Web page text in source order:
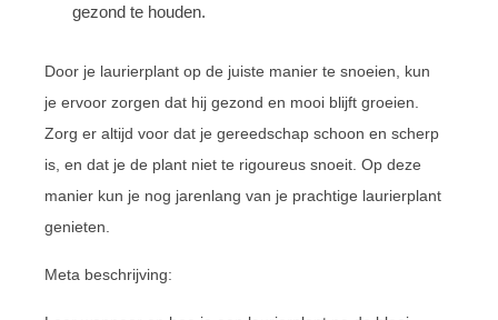
gezond te houden.
Door je laurierplant op de juiste manier te snoeien, kun
je ervoor zorgen dat hij gezond en mooi blijft groeien.
Zorg er altijd voor dat je gereedschap schoon en scherp
is, en dat je de plant niet te rigoureus snoeit. Op deze
manier kun je nog jarenlang van je prachtige laurierplant
genieten.
Meta beschrijving: